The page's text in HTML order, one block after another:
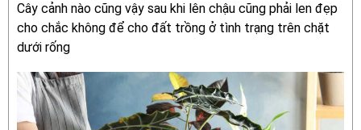
Cây cảnh nào cũng vậy sau khi lên chậu cũng phải len đẹp
cho chắc không để cho đất trồng ở tình trạng trên chặt
dưới rống